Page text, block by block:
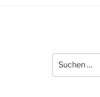
nach: